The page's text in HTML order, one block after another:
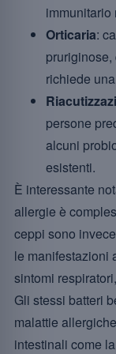
Orticaria:
richiede
persone
alcuni
esistenti.
È interessante
allergie è
ceppi sono
le manifestazioni
sintomi
Gli stessi batteri
malattie
intestinali come